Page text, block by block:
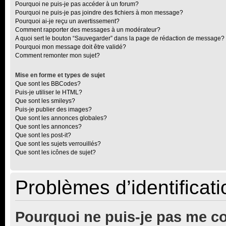
Pourquoi ne puis-je pas accéder à un forum?
Pourquoi ne puis-je pas joindre des fichiers à mon message?
Pourquoi ai-je reçu un avertissement?
Comment rapporter des messages à un modérateur?
A quoi sert le bouton “Sauvegarder” dans la page de rédaction de message?
Pourquoi mon message doit être validé?
Comment remonter mon sujet?
Mise en forme et types de sujet
Que sont les BBCodes?
Puis-je utiliser le HTML?
Que sont les smileys?
Puis-je publier des images?
Que sont les annonces globales?
Que sont les annonces?
Que sont les post-it?
Que sont les sujets verrouillés?
Que sont les icônes de sujet?
Problèmes
Pourquoi ne puis-je pas me